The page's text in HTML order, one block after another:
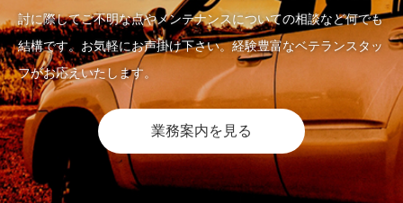
討に際してご不明な点やメンテナンスについての相談など何でも
結構です。お気軽にお声掛け下さい。経験豊富なベテランスタッ
フがお応えいたします。
業務案内を見る